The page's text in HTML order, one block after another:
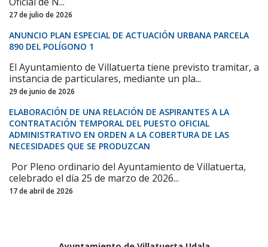
27 de julio de 2026
ANUNCIO PLAN ESPECIAL DE ACTUACIÓN URBANA PARCELA
890 DEL POLÍGONO 1
El Ayuntamiento de Villatuerta tiene previsto tramitar, a
instancia de particulares, mediante un pla...
29 de junio de 2026
ELABORACIÓN DE UNA RELACIÓN DE ASPIRANTES A LA
CONTRATACIÓN TEMPORAL DEL PUESTO OFICIAL
ADMINISTRATIVO EN ORDEN A LA COBERTURA DE LAS
NECESIDADES QUE SE PRODUZCAN
Por Pleno ordinario del Ayuntamiento de Villatuerta,
celebrado el día 25 de marzo de 2026...
17 de abril de 2026